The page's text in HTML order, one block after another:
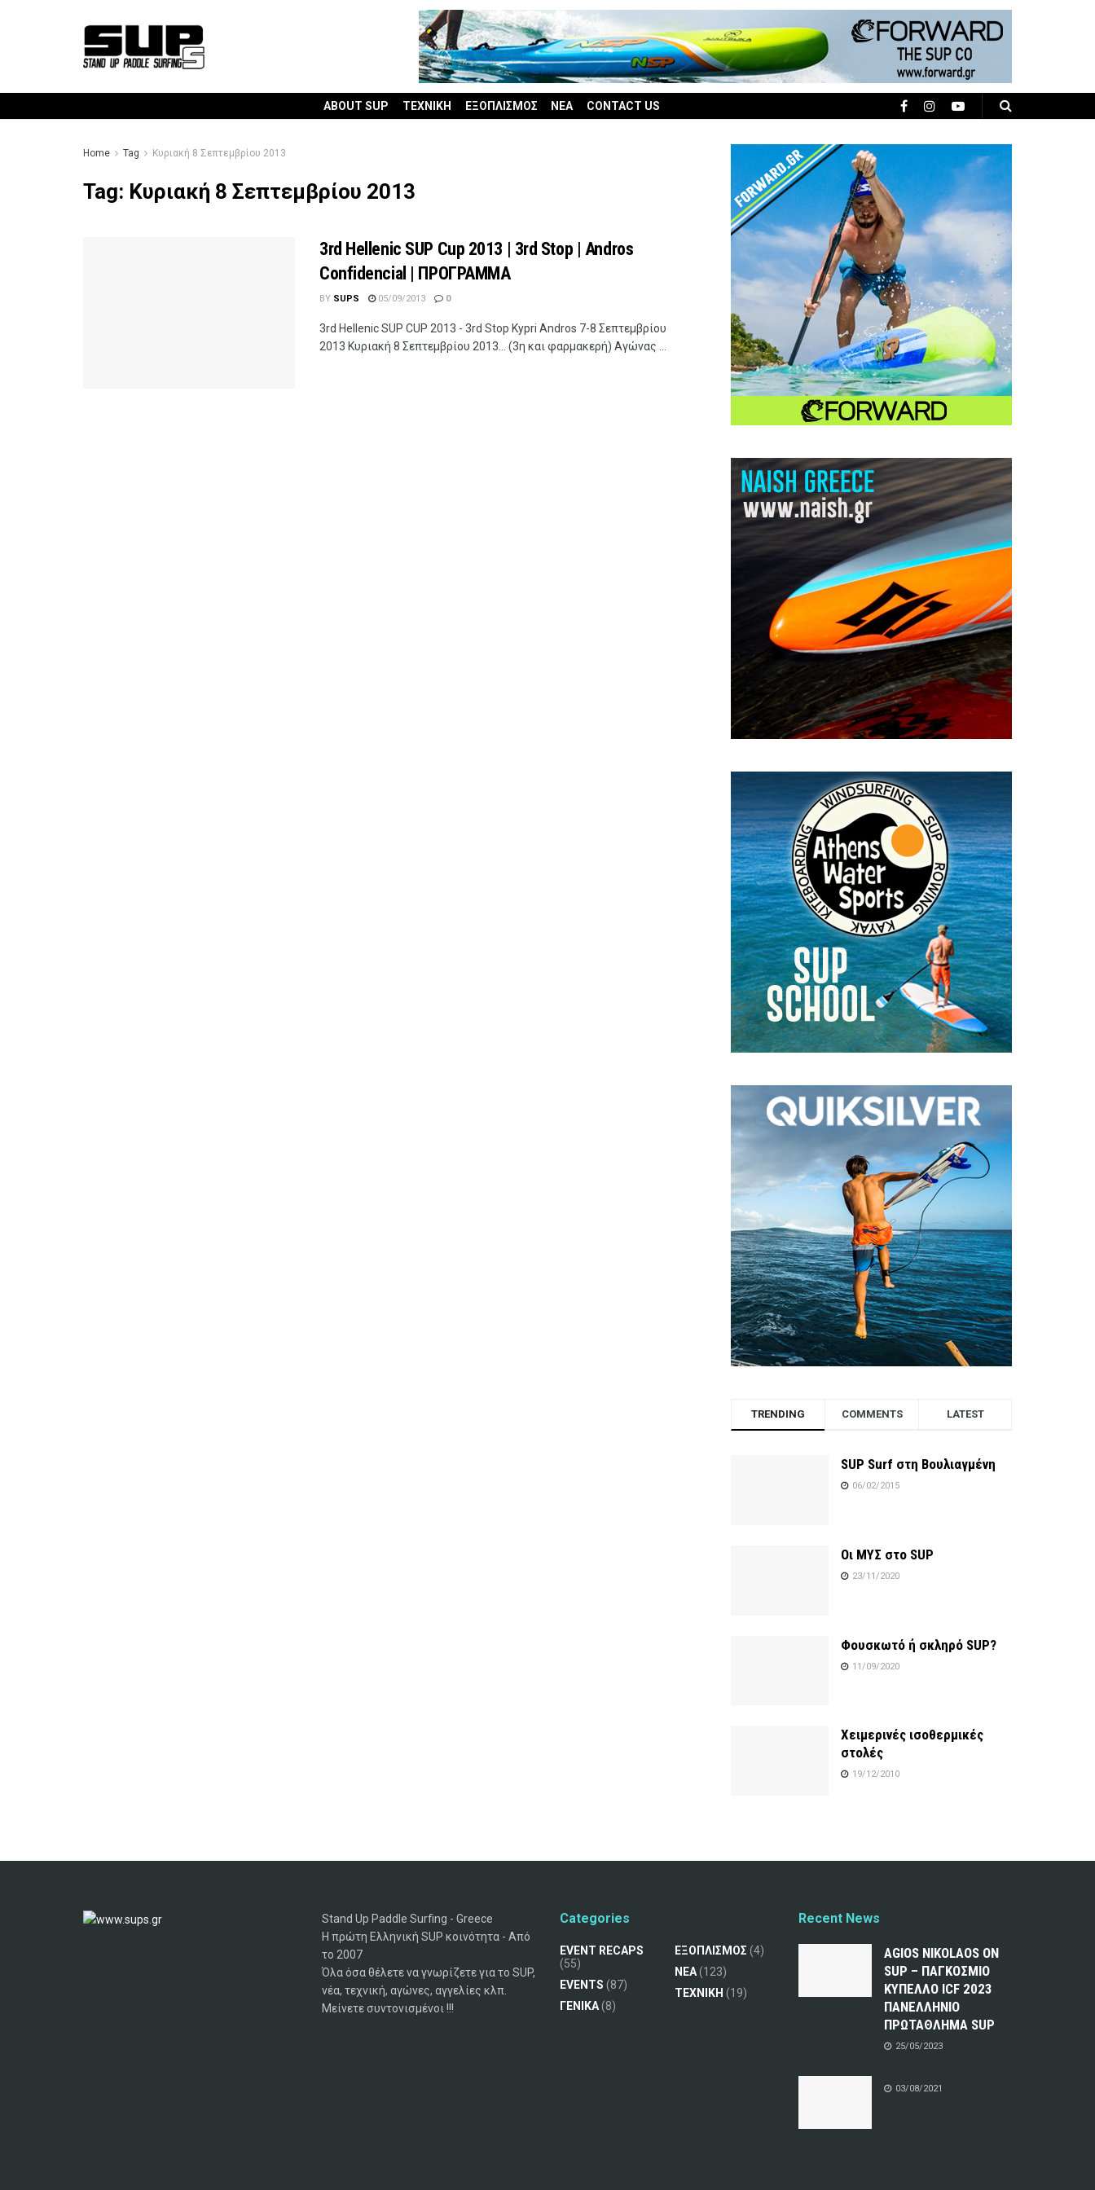
ABOUT SUP ΤΕΧΝΙΚΗ ΕΞΟΠΛΙΣΜΟΣ ΝΕΑ CONTACT US
Home Tag Κυριακή 8 Σεπτεμβρίου 2013
Tag: Κυριακή 8 Σεπτεμβρίου 2013
3rd Hellenic SUP Cup 2013 | 3rd Stop | Andros
Confidencial | ΠΡΟΓΡΑΜΜΑ
BY SUPS 05/09/2013 0
3rd Hellenic SUP CUP 2013 - 3rd Stop Kypri Andros 7-8 Σεπτεμβρίου
2013 Κυριακή 8 Σεπτεμβρίου 2013... (3η και φαρμακερή) Αγώνας ...
TRENDING COMMENTS LATEST
SUP Surf στη Βουλιαγμένη
06/02/2015
Οι ΜΥΣ στο SUP
23/11/2020
Φουσκωτό ή σκληρό SUP?
11/09/2020
Χειμερινές ισοθερμικές
στολές
19/12/2010
Stand Up Paddle Surfing - Greece
Η πρώτη Ελληνική SUP κοινότητα - Από
το 2007
Όλα όσα θέλετε να γνωρίζετε για το SUP,
νέα, τεχνική, αγώνες, αγγελίες κλπ.
Μείνετε συντονισμένοι !!!
Categories
EVENT RECAPS
(55)
EVENTS (87)
ΓΕΝΙΚΑ(8)
ΕΞΟΠΛΙΣΜΟΣ (4)
ΝΕΑ(123)
ΤΕΧΝΙΚΗ (19)
Recent News
AGIOS NIKOLAOS ON
SUP – ΠΑΓΚΟΣΜΙΟ
ΚΥΠΕΛΛΟ ICF 2023
ΠΑΝΕΛΛΗΝΙΟ
ΠΡΩΤΑΘΛΗΜΑ SUP
25/05/2023
03/08/2021